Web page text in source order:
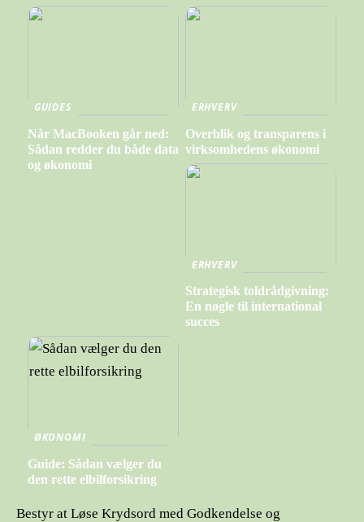
GUIDES
Når MacBooken går ned:
Sådan redder du både data
og økonomi
ERHVERV
Overblik og transparens i
virksomhedens økonomi
ERHVERV
Strategisk toldrådgivning:
En nøgle til international
succes
ØKONOMI
Guide: Sådan vælger du
den rette elbilforsikring
Bestyr at Løse Krydsord med Godkendelse og